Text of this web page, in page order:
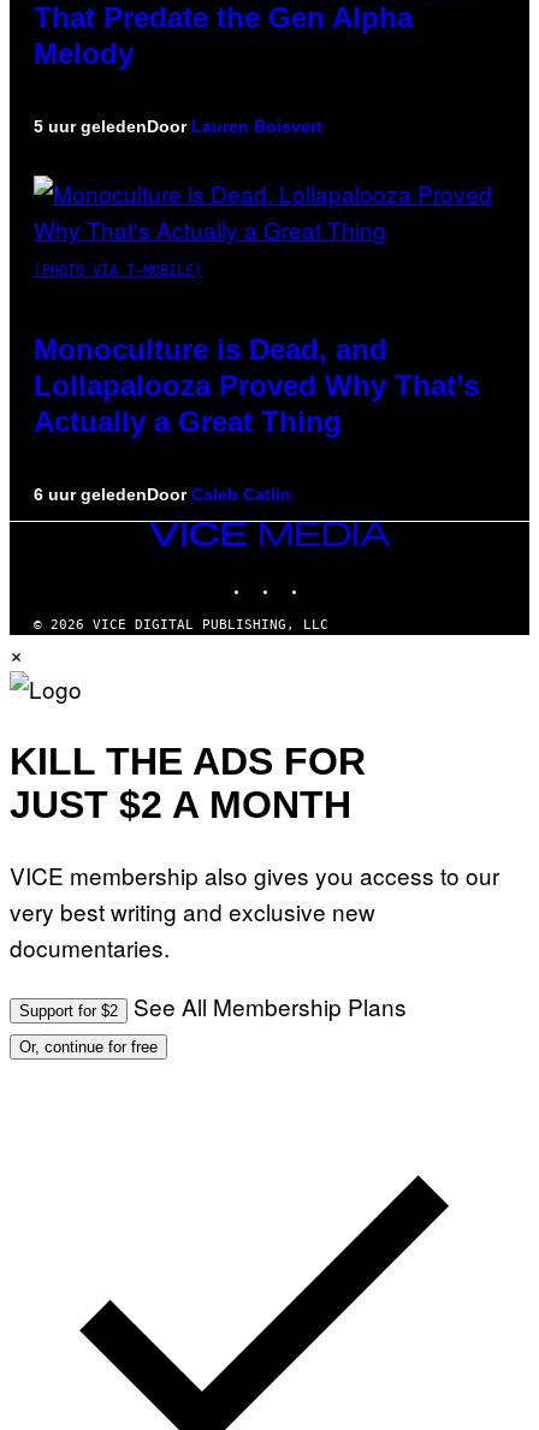
That Predate the Gen Alpha
Melody
5 uur geledenDoor Lauren Boisvert
(PHOTO VIA T-MOBILE)
Monoculture is Dead, and
Lollapalooza Proved Why That’s
Actually a Great Thing
6 uur geledenDoorCaleb Catlin
VICE
© 2026 VICE DIGITAL PUBLISHING, LLC
×
KILL THE ADS FOR
JUST $2 A MONTH
VICE membership also gives you access to our
very best writing and exclusive new
documentaries.
Support for $2 See All Membership Plans
Or, continue for free